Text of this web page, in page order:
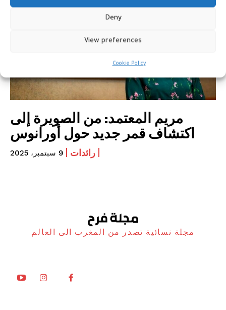
Deny
View preferences
Cookie Policy
مريم المعتمد: من الصويرة إلى
اكتشاف قمر جديد حول أورانوس
رائدات 9 سبتمبر، 2025
مجلة نسائية تصدر من المغرب الى العالم